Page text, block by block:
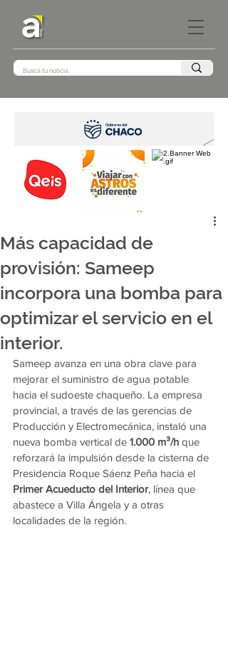
Más capacidad de
provisión: Sameep
incorpora una bomba para
optimizar el servicio en el
interior.
Sameep avanza en una obra clave para
mejorar el suministro de agua potable
hacia el sudoeste chaqueño. La empresa
provincial, a través de las gerencias de
Producción y Electromecánica, instaló una
nueva bomba vertical de 1.000 m³/h que
reforzará la impulsión desde la cisterna de
Presidencia Roque Sáenz Peña hacia el
Primer Acueducto del Interior, línea que
abastece a Villa Ángela y a otras
localidades de la región.